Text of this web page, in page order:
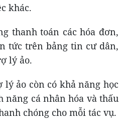
khác.
thanh toán các hóa đơn,
tức trên bảng tin cư dân,
lý ảo.
ảo còn có khả năng học
năng cá nhân hóa và thấu
chóng cho mỗi tác vụ.